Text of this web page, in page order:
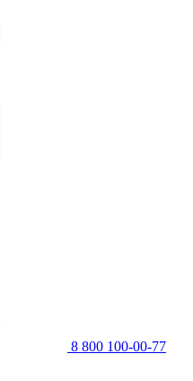
8 800 100-00-77